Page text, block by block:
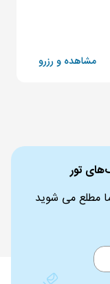
مشاهده و رزرو
تور
مطلع می شوید